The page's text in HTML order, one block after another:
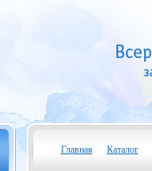
Главная Каталог